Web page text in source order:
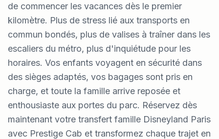
de commencer les vacances dès le premier
kilomètre. Plus de stress lié aux transports en
commun bondés, plus de valises à traîner dans les
escaliers du métro, plus d'inquiétude pour les
horaires. Vos enfants voyagent en sécurité dans
des sièges adaptés, vos bagages sont pris en
charge, et toute la famille arrive reposée et
enthousiaste aux portes du parc. Réservez dès
maintenant votre transfert famille Disneyland Paris
avec Prestige Cab et transformez chaque trajet en